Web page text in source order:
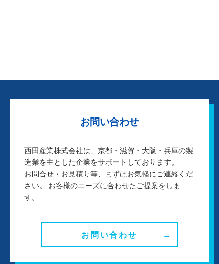
お問い合わせ
西田産業株式会社は、京都・滋賀・大阪・兵庫の製
造業を主とした企業をサポートしております。
お問合せ・お見積り等、まずはお気軽にご連絡くだ
さい。 お客様のニーズに合わせたご提案をしま
す。
お問い合わせ